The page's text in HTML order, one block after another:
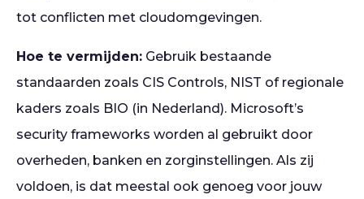
tot conflicten met cloudomgevingen.
Hoe te vermijden: Gebruik bestaande
standaarden zoals CIS Controls, NIST of regionale
kaders zoals BIO (in Nederland). Microsoft’s
security frameworks worden al gebruikt door
overheden, banken en zorginstellingen. Als zij
voldoen, is dat meestal ook genoeg voor jouw